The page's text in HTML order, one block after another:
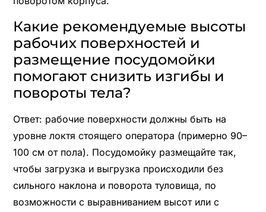
Какие рекомендуемые высоты
рабочих поверхностей и
размещение посудомойки
помогают снизить изгибы и
повороты тела?
Ответ: рабочие поверхности должны быть на
уровне локтя стоящего оператора (примерно 90–
100 см от пола). Посудомойку размещайте так,
чтобы загрузка и выгрузка происходили без
сильного наклона и поворота туловища, по
возможности с выравниванием высот или с